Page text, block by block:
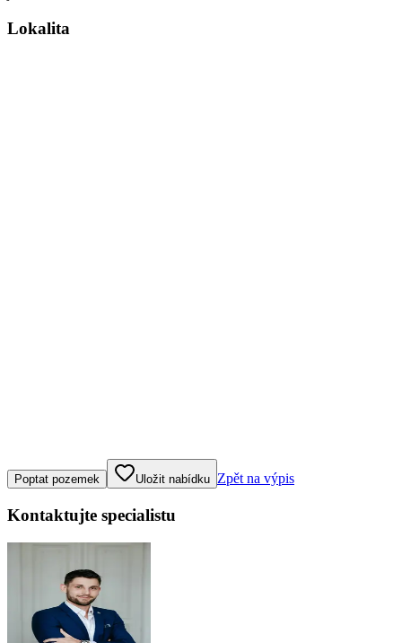
Lokalita
Klepněte nebo klikněte pro ovládání mapy
Poptat pozemek Uložit nabídku Zpět na výpis
Kontaktujte specialistu